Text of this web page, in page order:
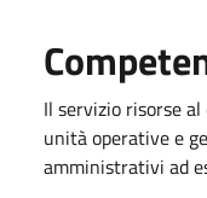
Il servizio risorse
unità operative e
amministrativi ad